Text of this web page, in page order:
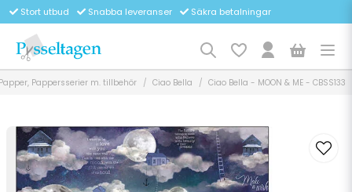
Stort utbud Snabba leveranser Säkra betalningar
Pappersserier m. tillbehör Ciao Bella Ciao Bella - MOON & ME - CBSS133